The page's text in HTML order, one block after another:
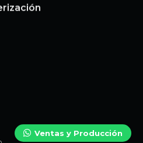
Ventas y Producción